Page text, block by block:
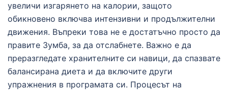
увеличи изгарянето на калории, защото
обикновено включва интензивни и продължителни
движения. Въпреки това не е достатъчно просто да
правите Зумба, за да отслабнете. Важно е да
преразгледате хранителните си навици, да спазвате
балансирана диета и да включите други
упражнения в програмата си. Процесът на